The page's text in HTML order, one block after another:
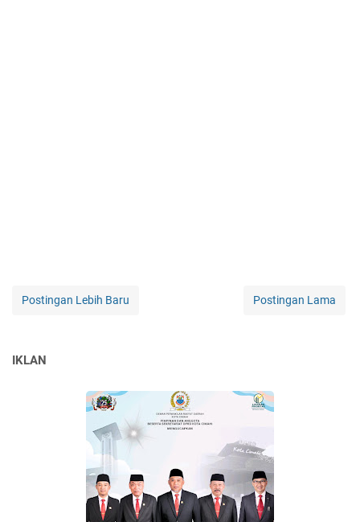
Postingan Lebih Baru Postingan Lama
IKLAN